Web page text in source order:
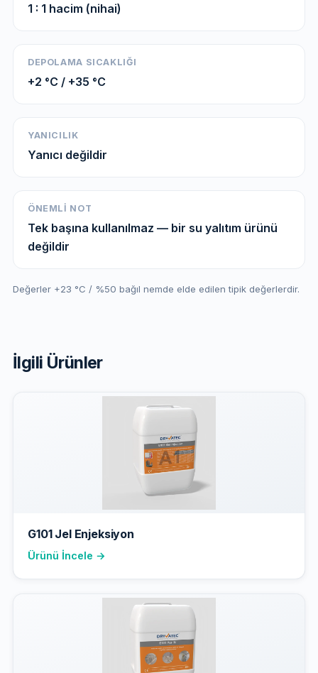
1 : 1 hacim (nihai)
DEPOLAMA SICAKLIĞI
+2 °C / +35 °C
YANICILIK
Yanıcı değildir
ÖNEMLI NOT
Tek başına kullanılmaz — bir su yalıtım ürünü
değildir
Değerler +23 °C / %50 bağıl nemde elde edilen tipik değerlerdir.
İlgili Ürünler
G101 Jel Enjeksiyon
Ürünü İncele →